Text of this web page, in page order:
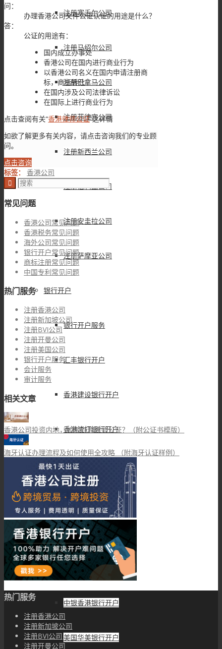
注册塞舌尔公司
注册马绍尔公司
注册巴拿马公司
注册菲律宾公司
注册新西兰公司
注册伯利兹公司
注册安圭拉公司
注册萨摩亚公司
银行开户
银行开户服务
汇丰银行开户
香港建设银行开户
香港渣打银行开户
香港大新银行开户
华侨永亨银行开户
新加坡华侨银行开户
香港东亚银行开户
中银香港银行开户
美国华美银行开户
问：
办理香港公司文件公证认证的用途是什么？
答：
公证的用途有：
国内成立办事处
香港公司在国内进行商业行为
以香港公司名义在国内申请注册商
标，商标转让
在国内涉及公司法律诉讼
在国际上进行商业行为
点击查阅有关“香港律师公证”之详情
如欲了解更多有关内容，请点击咨询我们的专业顾
问。
点击咨询
标签：
香港公司
常见问题
香港公司常见问题
香港税务常见问题
海外公司常见问题
银行开户常见问题
商标注册常见问题
中国专利常见问题
热门服务
注册香港公司
注册新加坡公司
注册BVI公司
注册开曼公司
注册美国公司
银行开户服务
会计服务
审计服务
相关文章
香港公司投资内地，如何办理律师公证？（附公证书模版）
海牙认证办理流程及如何使用全攻略 （附海牙认证样例）
热门服务
注册香港公司
注册新加坡公司
注册BVI公司
注册开曼公司